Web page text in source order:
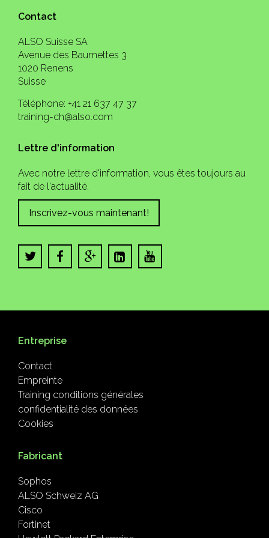
Contact
ALSO Suisse SA
Avenue des Baumettes 3
1020 Renens
Suisse
Téléphone: +41 21 637 47 37
training-ch@also.com
Lettre d'information
Avec notre lettre d'information, vous êtes toujours au
fait de l'actualité.
Inscrivez-vous maintenant!
Entreprise
Contact
Empreinte
Training conditions générales
confidentialité des données
Cookies
Fabricant
Sophos
ALSO Schweiz AG
Cisco
Fortinet